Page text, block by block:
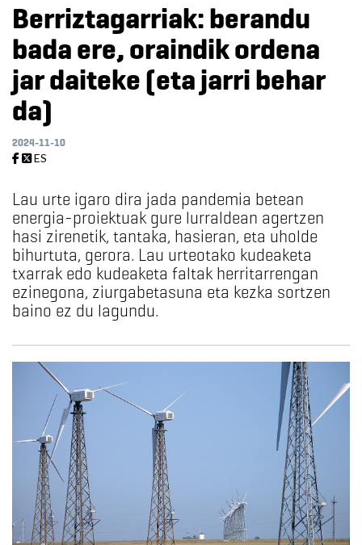
Berriztagarriak: berandu
bada ere, oraindik ordena
jar daiteke (eta jarri behar
da)
2024-11-10
ES
Lau urte igaro dira jada pandemia betean
energia-proiektuak gure lurraldean agertzen
hasi zirenetik, tantaka, hasieran, eta uholde
bihurtuta, gerora. Lau urteotako kudeaketa
txarrak edo kudeaketa faltak herritarrengan
ezinegona, ziurgabetasuna eta kezka sortzen
baino ez du lagundu.